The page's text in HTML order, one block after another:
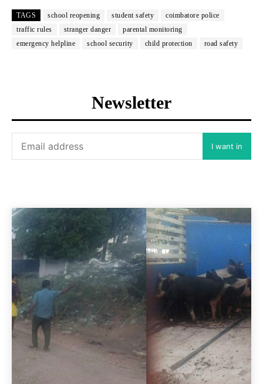
TAGS school reopening student safety
coimbatore police
traffic rules
stranger danger
parental monitoring
emergency helpline
school security child protection road safety
Newsletter
I want in